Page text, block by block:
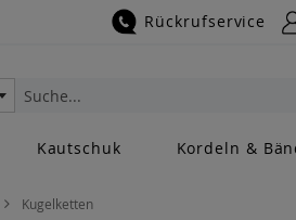
Rückrufservice
Suche
Kautschuk Kordeln &
Kugelketten